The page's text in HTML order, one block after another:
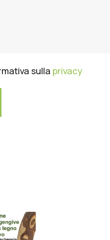
sulla privacy